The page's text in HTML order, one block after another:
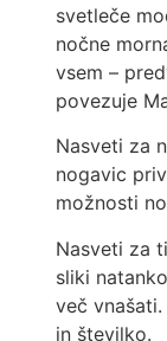
svetleče
nočne
vsem –
povezuje
Nasveti za
nogavic
možnosti
Nasveti za
sliki
več
in številko.